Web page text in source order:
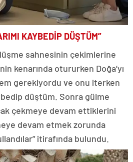
KAYBEDİP DÜŞTÜM”
sahnesinin çekimlerine
kenarında otururken Doğa’yı
gerekiyordu ve onu iterken
düştüm. Sonra gülme
çekmeye devam ettiklerini
devam etmek zorunda
itirafında bulundu.